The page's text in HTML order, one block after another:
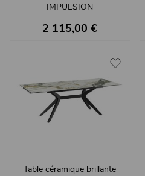
IMPULSION
2 115,00 €
Table céramique brillante